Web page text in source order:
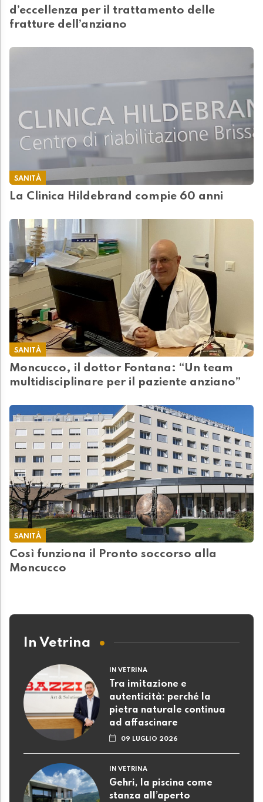
d’eccellenza per il trattamento delle
fratture dell’anziano
SANITÀ
La Clinica Hildebrand compie 60 anni
SANITÀ
Moncucco, il dottor Fontana: “Un team
multidisciplinare per il paziente anziano”
SANITÀ
Così funziona il Pronto soccorso alla
Moncucco
In Vetrina
IN VETRINA
Tra imitazione e
autenticità: perché la
pietra naturale continua
ad affascinare
09 LUGLIO 2026
IN VETRINA
Gehri, la piscina come
stanza all’aperto